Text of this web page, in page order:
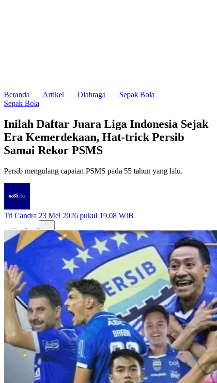
Beranda Artikel Olahraga
Sepak Bola
Sepak Bola
Inilah Daftar Juara Liga Indonesia Sejak
Era Kemerdekaan, Hat-trick Persib
Samai Rekor PSMS
Persib mengulang capaian PSMS pada 55 tahun yang lalu.
Tri Candra 23 Mei 2026 pukul 19.08 WIB